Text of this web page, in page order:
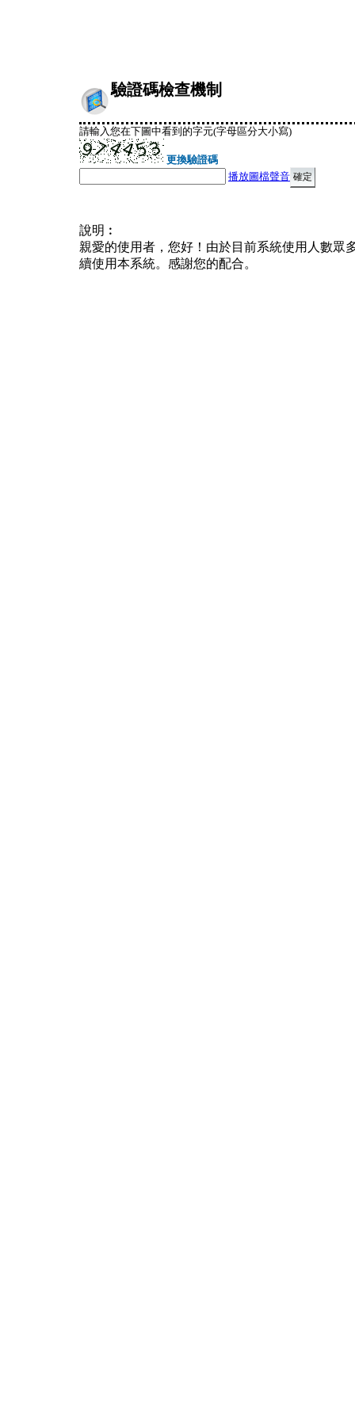
驗證碼檢查機制
請輸入您在下圖中看到的字元(字母區分大小寫)
更換驗證碼
播放圖檔聲音
說明︰
親愛的使用者，您好！由於目前系統使用人數眾
續使用本系統。感謝您的配合。